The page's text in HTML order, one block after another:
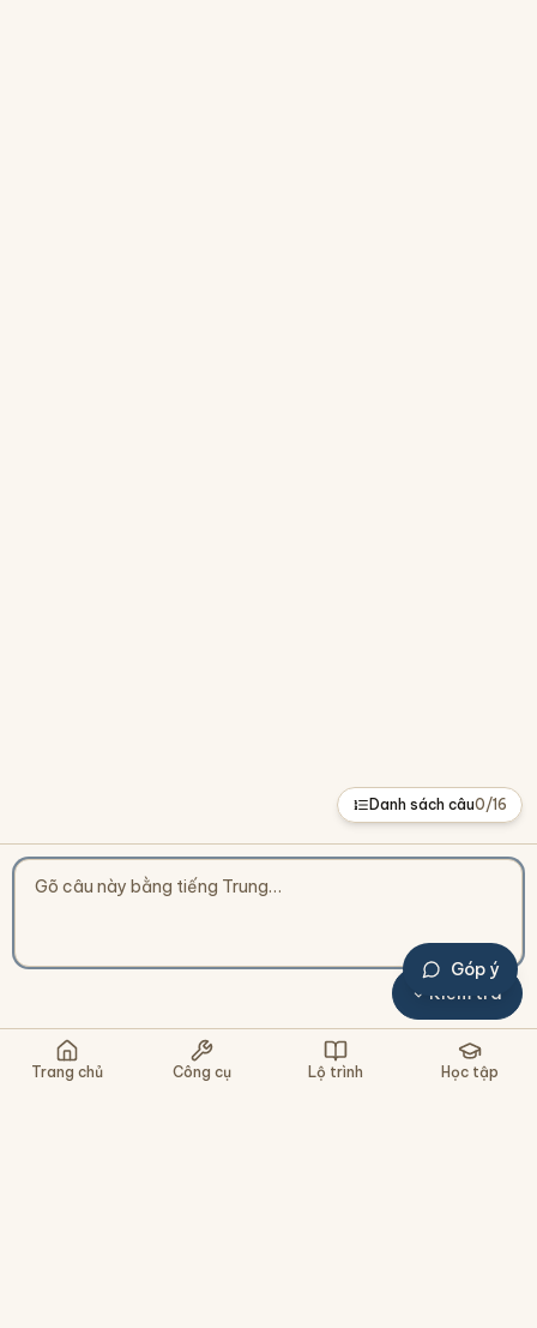
Danh sách câu0/16
Kiểm tra
Nghe lại Chậm Gợi ý
Trang chủ Công cụ Lộ trình Học tập
Góp ý